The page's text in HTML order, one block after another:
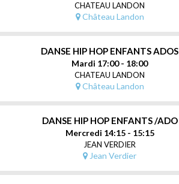
Landon, Paris 10CHATEAU LANDON
Château Landon
DANSE HIP HOP ENFANTS ADOS
Mardi 17:00 - 18:00
CHATEAU LANDON
Château Landon
DANSE HIP HOP ENFANTS /ADO
Mercredi 14:15 - 15:15
JEAN VERDIER
Jean Verdier